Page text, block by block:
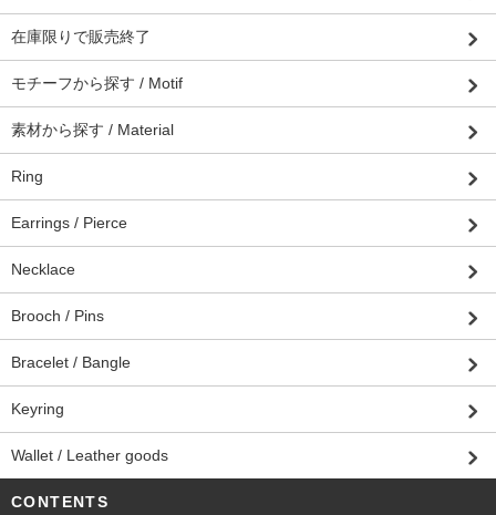
在庫限りで販売終了
モチーフから探す / Motif
素材から探す / Material
Ring
Earrings / Pierce
Necklace
Brooch / Pins
Bracelet / Bangle
Keyring
Wallet / Leather goods
CONTENTS